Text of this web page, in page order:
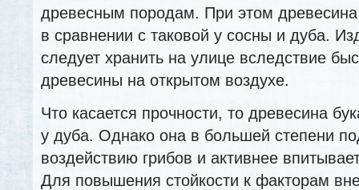
древесным породам. При этом
в сравнении с таковой у сосны и дуба.
следует хранить на улице вследствие
древесины на открытом воздухе.
Что касается прочности, то древесина
у дуба. Однако она в большей степени
воздействию грибов и активнее
Для повышения стойкости к факторам